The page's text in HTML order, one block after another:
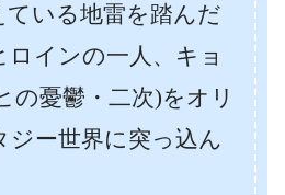
ている地雷を踏んだ
ロインの一人、キョ
の憂鬱・二次)をオリ
ジー世界に突っ込ん